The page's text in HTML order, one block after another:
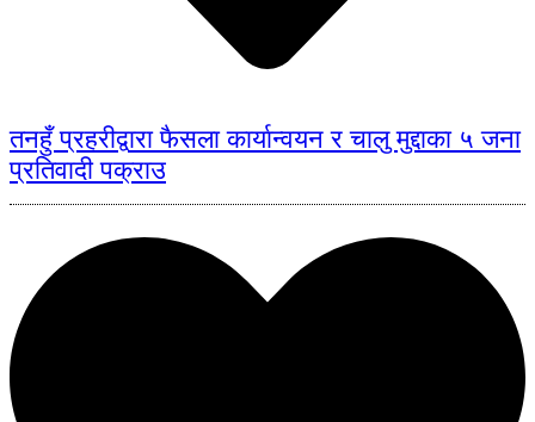
तनहुँ प्रहरीद्वारा फैसला कार्यान्वयन र चालु मुद्दाका ५ जना
प्रतिवादी पक्राउ